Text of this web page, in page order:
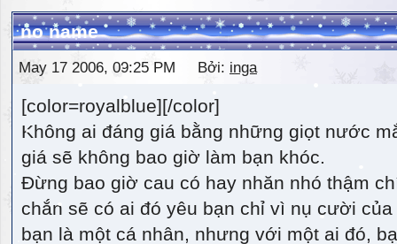
no name
May 17 2006, 09:25 PM Bởi: inga
[color=royalblue][/color]
Không ai đáng giá bằng những giọt nước
giá sẽ không bao giờ làm bạn khóc.
Đừng bao giờ cau có hay nhăn nhó thậm
chắn sẽ có ai đó yêu bạn chỉ vì nụ cười
bạn là một cá nhân, nhưng với một ai đó,